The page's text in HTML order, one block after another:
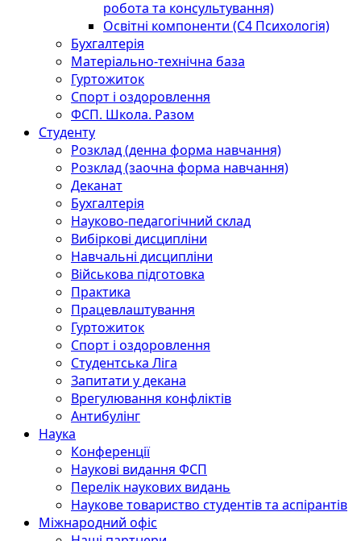
робота та консультування)
Освітні компоненти (С4 Психологія)
Бухгалтерія
Матеріально-технічна база
Гуртожиток
Спорт і оздоровлення
ФСП. Школа. Разом
Студенту
Розклад (денна форма навчання)
Розклад (заочна форма навчання)
Деканат
Бухгалтерія
Науково-педагогічний склад
Вибіркові дисципліни
Навчальні дисципліни
Військова підготовка
Практика
Працевлаштування
Гуртожиток
Спорт і оздоровлення
Студентська Ліга
Запитати у декана
Врегулювання конфліктів
Антибулінг
Наука
Конференції
Наукові видання ФСП
Перелік наукових видань
Наукове товариство студентів та аспірантів
Міжнародний офіс